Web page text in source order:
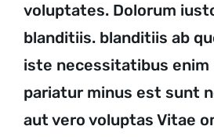
voluptates. Dolorum
blanditiis. blanditiis ab
iste necessitatibus enim
pariatur minus est sunt
aut vero voluptas Vitae